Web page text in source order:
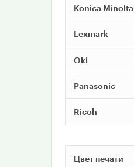
Konica Minolta
Lexmark
Oki
Panasonic
Ricoh
Цвет печати